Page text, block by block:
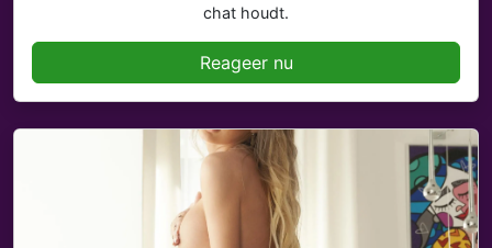
chat houdt.
Reageer nu